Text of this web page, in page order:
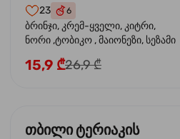
23 6
ბრინჯი, კრემ-ყველი, კიტრი,
ნორი ,ტობიკო , მაიონეზი, სეზამი
15,9 ₾26,9 ₾
თბილი ტერიაკის